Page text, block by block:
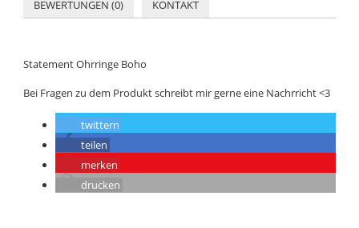
BEWERTUNGEN (0)
KONTAKT
Statement Ohrringe Boho
Bei Fragen zu dem Produkt schreibt mir gerne eine Nachrricht <3
twittern
teilen
merken
drucken